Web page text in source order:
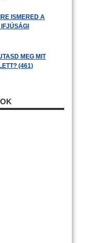
ISMERED A
MEG MIT
(461)